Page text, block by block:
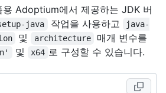
Adoptium에서 제공하는 JDK 버
java 작업을 사용하고
java-
및 architecture
매개 변수를
및 x64 로 구성할 수 있습니다.